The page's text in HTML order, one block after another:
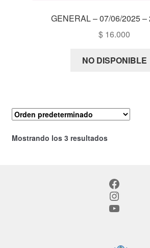
GENERAL – 07/06/2025 –
$ 16.000
NO DISPONIBLE
Mostrando los 3 resultados
Facebook
Instagram
YouTube